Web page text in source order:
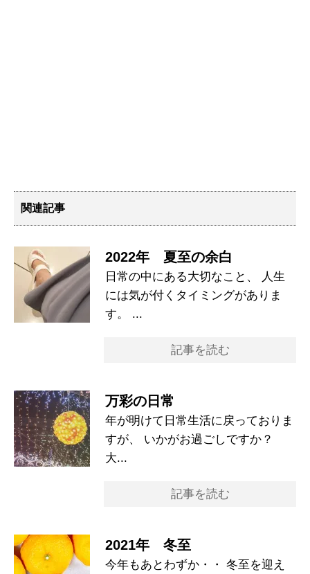
関連記事
2022年 夏至の余白
日常の中にある大切なこと、 人生
には気が付くタイミングがありま
す。 ...
記事を読む
万彩の日常
年が明けて日常生活に戻っておりま
すが、 いかがお過ごしですか？
大...
記事を読む
2021年 冬至
今年もあとわずか・・ 冬至を迎え